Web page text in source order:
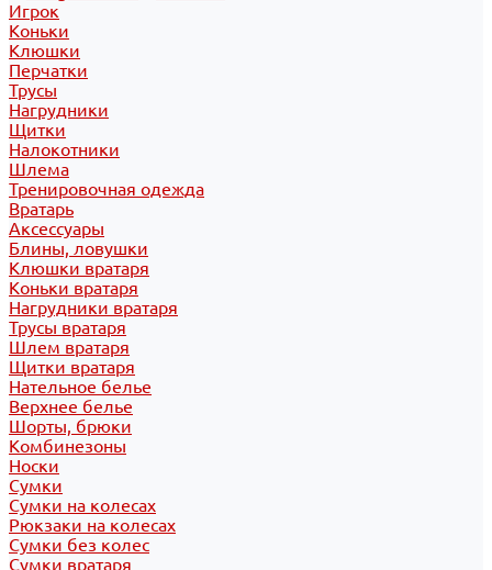
Игрок
Коньки
Клюшки
Перчатки
Трусы
Нагрудники
Щитки
Налокотники
Шлема
Тренировочная одежда
Вратарь
Аксессуары
Блины, ловушки
Клюшки вратаря
Коньки вратаря
Нагрудники вратаря
Трусы вратаря
Шлем вратаря
Щитки вратаря
Нательное белье
Верхнее белье
Шорты, брюки
Комбинезоны
Носки
Сумки
Сумки на колесах
Рюкзаки на колесах
Сумки без колес
Сумки вратаря